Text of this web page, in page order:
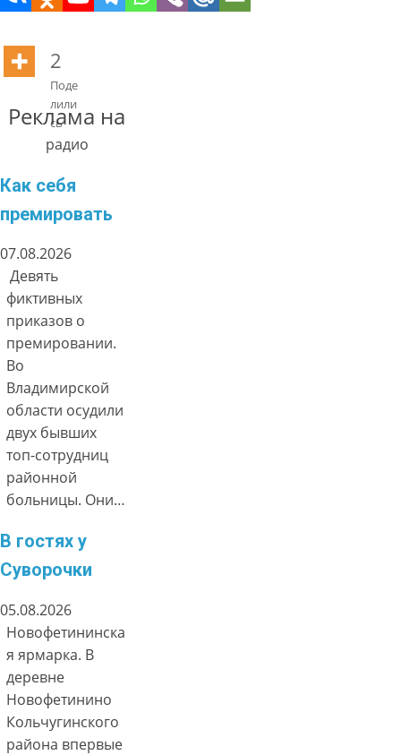
2
Поде
лили
сь
Реклама на
радио
Как себя
премировать
07.08.2026
Девять
фиктивных
приказов о
премировании.
Во
Владимирской
области осудили
двух бывших
топ-сотрудниц
районной
больницы. Они…
В гостях у
Суворочки
05.08.2026
Новофетининска
я ярмарка. В
деревне
Новофетинино
Кольчугинского
района впервые